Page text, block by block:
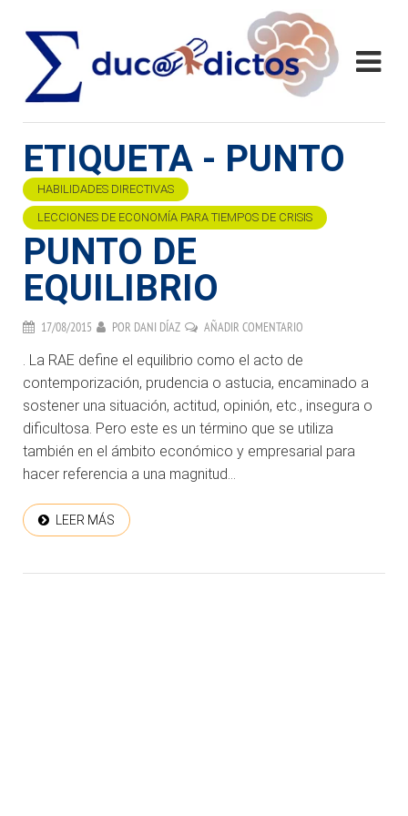
ETIQUETA - PUNTO
HABILIDADES DIRECTIVAS
LECCIONES DE ECONOMÍA PARA TIEMPOS DE CRISIS
PUNTO DE
EQUILIBRIO
17/08/2015 POR DANI DÍAZ AÑADIR COMENTARIO
. La RAE define el equilibrio como el acto de
contemporización, prudencia o astucia, encaminado a
sostener una situación, actitud, opinión, etc., insegura o
dificultosa. Pero este es un término que se utiliza
también en el ámbito económico y empresarial para
hacer referencia a una magnitud...
LEER MÁS